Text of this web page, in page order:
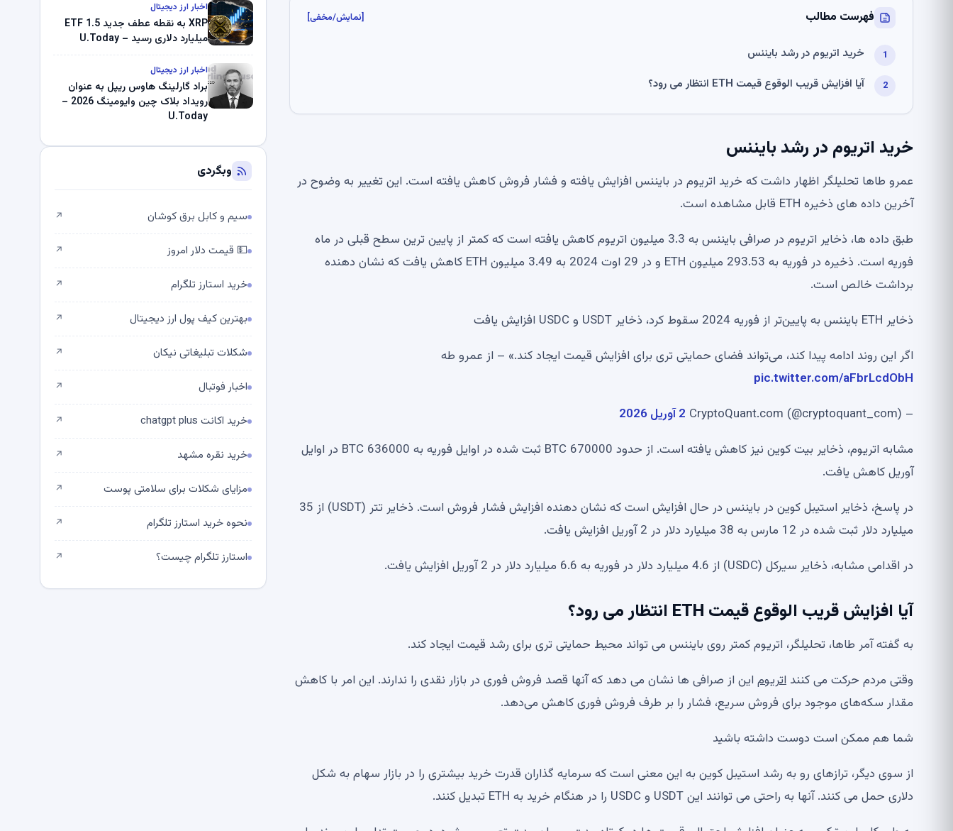
فهرست مطالب [نمایش/مخفی]
خرید اتریوم در رشد بایننس
آیا افزایش قریب الوقوع قیمت ETH انتظار می رود؟
خرید اتریوم در رشد بایننس
عمرو طاها تحلیلگر اظهار داشت که خرید اتریوم در بایننس افزایش یافته و فشار فروش کاهش یافته است. این تغییر به وضوح در
آخرین داده های ذخیره ETH قابل مشاهده است.
طبق داده ها، ذخایر اتریوم در صرافی بایننس به 3.3 میلیون اتریوم کاهش یافته است که کمتر از پایین ترین سطح قبلی در ماه
فوریه است. ذخیره در فوریه به 293.53 میلیون ETH و در 29 اوت 2024 به 3.49 میلیون ETH کاهش یافت که نشان دهنده
برداشت خالص است.
ذخایر ETH بایننس به پایین‌تر از فوریه 2024 سقوط کرد، ذخایر USDT و USDC افزایش یافت
اگر این روند ادامه پیدا کند، می‌تواند فضای حمایتی تری برای افزایش قیمت ایجاد کند.» – از عمرو طه
pic.twitter.com/aFbrLcdObH
– CryptoQuant.com (@cryptoquant_com)
2 آوریل 2026
مشابه اتریوم، ذخایر بیت کوین نیز کاهش یافته است. از حدود 670000 BTC ثبت شده در اوایل فوریه به 636000 BTC در اوایل
آوریل کاهش یافت.
در پاسخ، ذخایر استیبل کوین در بایننس در حال افزایش است که نشان دهنده افزایش فشار فروش است. ذخایر تتر (USDT) از 35
میلیارد دلار ثبت شده در 12 مارس به 38 میلیارد دلار در 2 آوریل افزایش یافت.
در اقدامی مشابه، ذخایر سیرکل (USDC) از 4.6 میلیارد دلار در فوریه به 6.6 میلیارد دلار در 2 آوریل افزایش یافت.
آیا افزایش قریب الوقوع قیمت ETH انتظار می رود؟
به گفته آمر طاها، تحلیلگر، اتریوم کمتر روی بایننس می تواند محیط حمایتی تری برای رشد قیمت ایجاد کند.
وقتی مردم حرکت می کنند اتریوم این از صرافی ها نشان می دهد که آنها قصد فروش فوری در بازار نقدی را ندارند. این امر با کاهش
مقدار سکه‌های موجود برای فروش سریع، فشار را بر طرف فروش فوری کاهش می‌دهد.
شما هم ممکن است دوست داشته باشید
از سوی دیگر، ترازهای رو به رشد استیبل کوین به این معنی است که سرمایه گذاران قدرت خرید بیشتری را در بازار سهام به شکل
دلاری حمل می کنند. آنها به راحتی می توانند این USDT و USDC را در هنگام خرید به ETH تبدیل کنند.
اخبار ارز دیجیتال
XRP به نقطه عطف جدید ETF 1.5
میلیارد دلاری رسید – U.Today
اخبار ارز دیجیتال
براد گارلینگ هاوس ریپل به عنوان
رویداد بلاک چین وایومینگ 2026 –
U.Today
وبگردی
سیم و کابل برق کوشان ↗
💵 قیمت دلار امروز ↗
خرید استارز تلگرام ↗
بهترین کیف پول ارز دیجیتال ↗
شکلات تبلیغاتی نیکان ↗
اخبار فوتبال ↗
خرید اکانت chatgpt plus ↗
خرید نقره مشهد ↗
مزایای شکلات برای سلامتی پوست ↗
نحوه خرید استارز تلگرام ↗
استارز تلگرام چیست؟ ↗